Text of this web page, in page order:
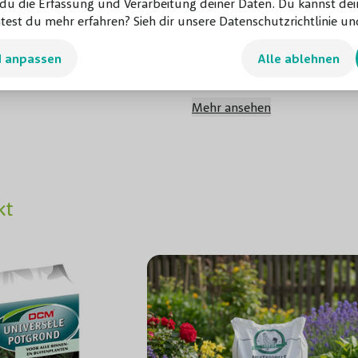
die Erfassung und Verarbeitung deiner Daten. Du kannst
du mehr erfahren? Sieh dir unsere Datenschutzrichtlinie
Alle ablehnen
Sieben Söhne des
oder das Beet. Wenn
der jede Saison ein
Herbstfarbe
Blütenfarbe
Beschneidungsperiode
Bodenart
Wachstumsrate
Mehr ansehen